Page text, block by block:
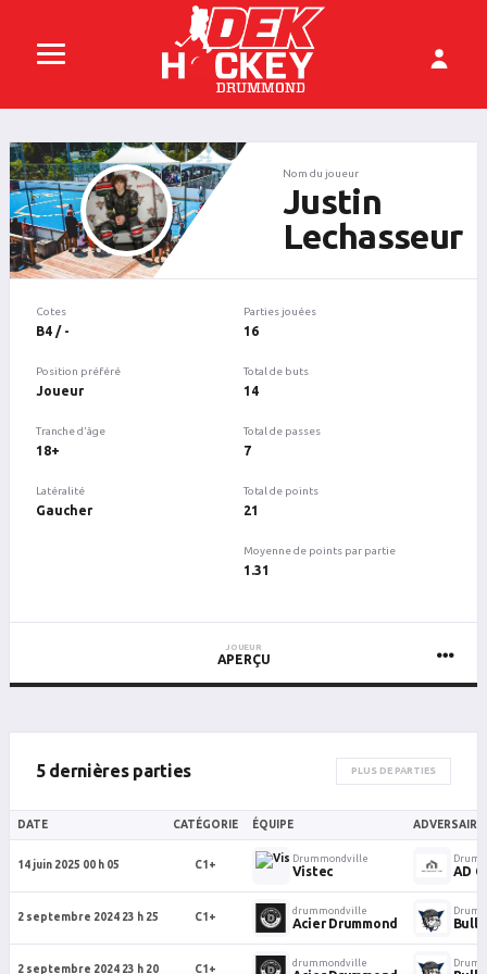
Nom du joueur
Justin
Lechasseur
Cotes
B4 / -
Position préféré
Joueur
Tranche d'âge
18+
Latéralité
Gaucher
Parties jouées
16
Total de buts
14
Total de passes
7
Total de points
21
Moyenne de points par partie
1.31
JOUEUR
APERÇU
5 dernières parties PLUS DE PARTIES
DATE CATÉGORIE ÉQUIPE ADVERSAIRE
14 juin 2025 00 h 05 C1+
Drummondville
Vistec AD
2 septembre 2024 23 h 25 C1+
drummondville
Acier Drummond
2 septembre 2024 23 h 20 C1+
drummondville